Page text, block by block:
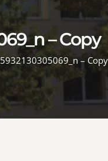
– Copy
– Copy